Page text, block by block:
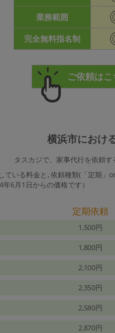
業務範囲
完全無料指名制
横浜市におけ
タスカジで、家事代行を依頼す
ている料金と､依頼種類(「定期」
6月1日からの価格です）
定期依頼
1,500円
1,800円
2,100円
2,350円
2,580円
2,870円